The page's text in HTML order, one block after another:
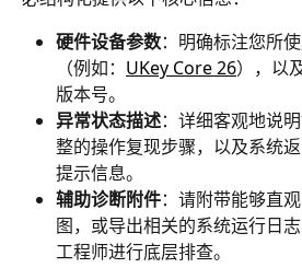
硬件设备参数：明确标注您所
（例如： UKey Core 26），以
版本号。
异常状态描述：详细客观地说
整的操作复现步骤，以及系统
提示信息。
辅助诊断附件：请附带能够直
图，或导出相关的系统运行日
工程师进行底层排查。